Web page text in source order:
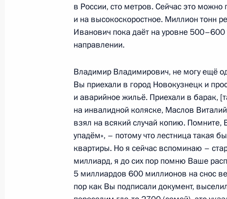
Встреча с Евгением Примаковым
29 октября 2014 года, 22:10
Встреча с Генеральным секретарём
Ноублом
29 октября 2014 года, 19:30 Московская
Совещание по экономическим
29 октября 2014 года, 17:30 Московская
в России, сто метров. Сейчас это можно
и на высокоскоростное. Миллион тонн
Иванович пока даёт на уровне
направлении.
Владимир Владимирович, не могу ещё
Вы приехали в город Новокузнецк и
и аварийное жильё. Приехали в барак,
на инвалидной коляске, Маслов
взял на всякий случай копию. Помните,
упадём», – потому что лестница такая
квартиры. Но я сейчас вспоминаю –
миллиард, я до сих пор помню Ваше
5 миллиардов 600 миллионов на снос
пор как Вы подписали документ,